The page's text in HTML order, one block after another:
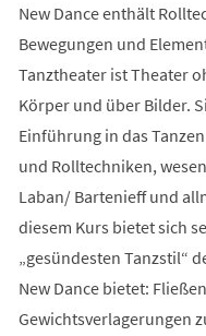
New Dance enthält
Bewegungen und
Tanztheater ist Theater
Körper und über Bilder.
Einführung in das
und Rolltechniken,
Laban/ Bartenieff und
diesem Kurs bietet sich
„gesündesten Tanzstil“
New Dance bietet:
Gewichtsverlagerungen